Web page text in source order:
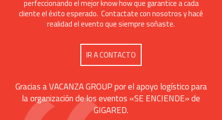
perfeccionando el mejor know how que garantice a cada
cliente el éxito esperado. Contactate con nosotros y hacé
realidad el evento que siempre soñaste.
IR A CONTACTO
Gracias a VACANZA GROUP por el apoyo logístico para
la organización de los eventos «SE ENCIENDE» de
GIGARED.